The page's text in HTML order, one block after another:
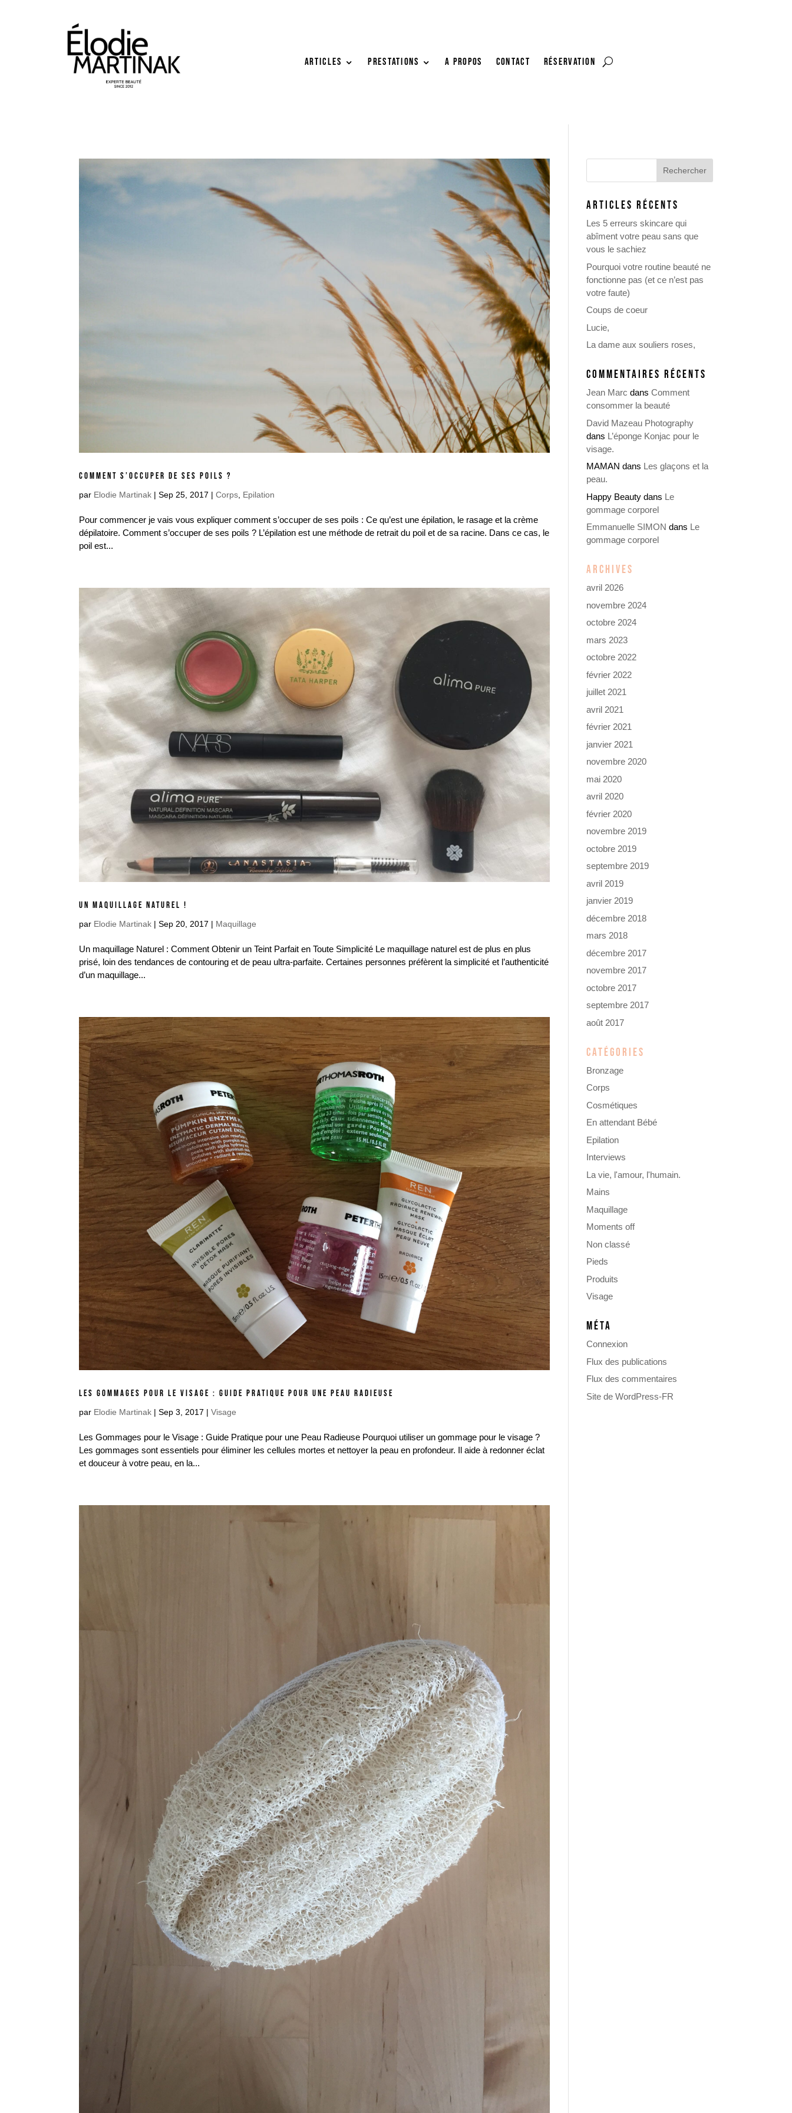
ARTICLES PRESTATIONS A PROPOS Contact RÉSERVATION
COMMENT S’OCCUPER DE SES POILS ?
par Elodie Martinak |Sep 25, 2017 |Corps Epilation
Pour commencer je vais vous expliquer comment s’occuper de ses poils : Ce qu’est une épilation, le rasage et la crème
dépilatoire. Comment s’occuper de ses poils ? L’épilation est une méthode de retrait du poil et de sa racine. Dans ce cas, le
poil est...
UN MAQUILLAGE NATUREL !
par Elodie Martinak |Sep 20, 2017 | Maquillage
Un maquillage Naturel : Comment Obtenir un Teint Parfait en Toute Simplicité Le maquillage naturel est de plus en plus
prisé, loin des tendances de contouring et de peau ultra-parfaite. Certaines personnes préfèrent la simplicité et l’authenticité
d’un maquillage...
LES GOMMAGES POUR LE VISAGE : GUIDE PRATIQUE POUR UNE PEAU RADIEUSE
par Elodie Martinak |Sep 3, 2017 |Visage
Les Gommages pour le Visage : Guide Pratique pour une Peau Radieuse Pourquoi utiliser un gommage pour le visage ?
Les gommages sont essentiels pour éliminer les cellules mortes et nettoyer la peau en profondeur. Il aide à redonner éclat
et douceur à votre peau, en la...
ARTICLES RÉCENTS
Les 5 erreurs skincare qui
abîment votre peau sans que
vous le sachiez
Pourquoi votre routine beauté ne
fonctionne pas (et ce n’est pas
votre faute)
Coups de coeur
Lucie,
La dame aux souliers roses,
COMMENTAIRES RÉCENTS
Jean Marc dans Comment
consommer la beauté
David Mazeau Photography
dans L’éponge Konjac pour le
visage.
MAMAN dans Les glaçons et la
peau.
Happy Beautydans Le
gommage corporel
Emmanuelle SIMON dans Le
gommage corporel
ARCHIVES
avril 2026
novembre 2024
octobre 2024
mars 2023
octobre 2022
février 2022
juillet 2021
avril 2021
février 2021
janvier 2021
novembre 2020
mai 2020
avril 2020
février 2020
novembre 2019
octobre 2019
septembre 2019
avril 2019
janvier 2019
décembre 2018
mars 2018
décembre 2017
novembre 2017
octobre 2017
septembre 2017
août 2017
CATÉGORIES
Bronzage
Corps
Cosmétiques
En attendant Bébé
Epilation
Interviews
La vie, l'amour, l'humain.
Mains
Maquillage
Moments off
Non classé
Pieds
Produits
Visage
MÉTA
Connexion
Flux des publications
Flux des commentaires
Site de WordPress-FR